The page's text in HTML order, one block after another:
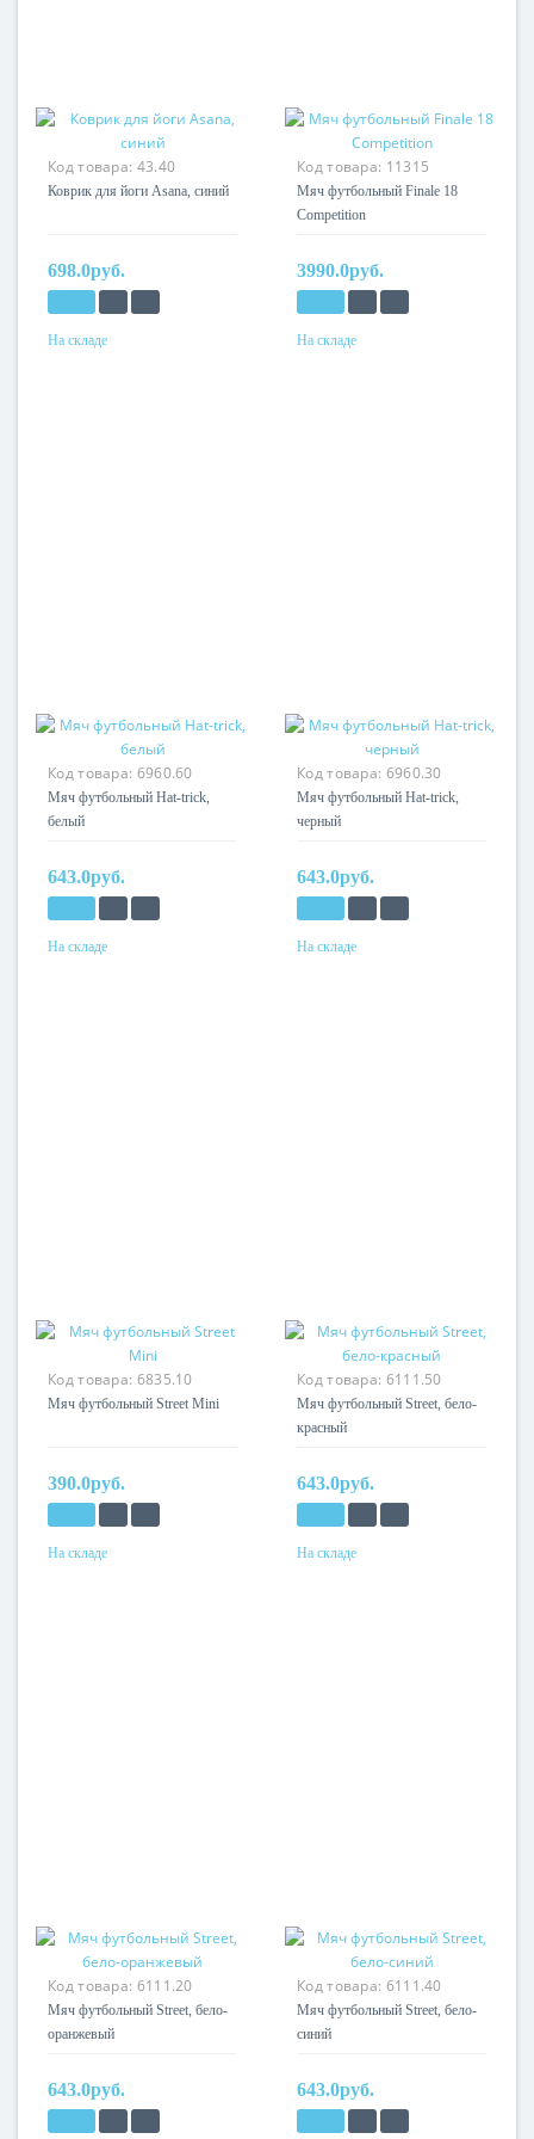
Код товара: 43.40
Коврик для йоги Asana, синий
698.0руб.
На складе
Код товара: 11315
Мяч футбольный Finale 18
Competition
3990.0руб.
На складе
Код товара: 6960.60
Мяч футбольный Hat-trick,
белый
643.0руб.
На складе
Код товара: 6960.30
Мяч футбольный Hat-trick,
черный
643.0руб.
На складе
Код товара: 6835.10
Мяч футбольный Street Mini
390.0руб.
На складе
Код товара: 6111.50
Мяч футбольный Street, бело-
красный
643.0руб.
На складе
Код товара: 6111.20
Мяч футбольный Street, бело-
оранжевый
643.0руб.
Код товара: 6111.40
Мяч футбольный Street, бело-
синий
643.0руб.